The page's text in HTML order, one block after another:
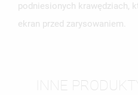
podniesionych krawędziach,
ekran przed zarysowaniem.
INNE